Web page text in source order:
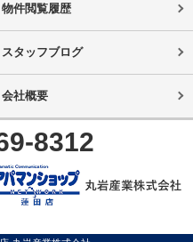
物件閲覧履歴
スタッフブログ
会社概要
8312